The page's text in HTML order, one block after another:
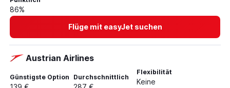
86%
Flüge mit easyJet suchen
Austrian Airlines
Günstigste Option Durchschnittlich
Flexibilität
Keine